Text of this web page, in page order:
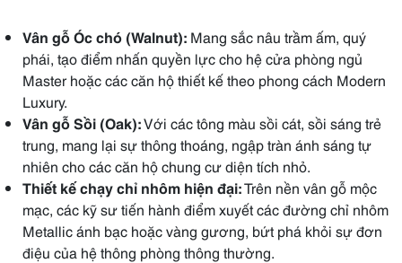
Vân gỗ Óc chó (Walnut): Mang sắc nâu trầm ấm, quý
phái, tạo điểm nhấn quyền lực cho hệ cửa phòng ngủ
Master hoặc các căn hộ thiết kế theo phong cách Modern
Luxury.
Vân gỗ Sồi (Oak):Với các tông màu sồi cát, sồi sáng trẻ
trung, mang lại sự thông thoáng, ngập tràn ánh sáng tự
nhiên cho các căn hộ chung cư diện tích nhỏ.
Thiết kế chạy chỉ nhôm hiện đại:Trên nền vân gỗ mộc
mạc, các kỹ sư tiến hành điểm xuyết các đường chỉ nhôm
Metallic ánh bạc hoặc vàng gương, bứt phá khỏi sự đơn
điệu của hệ thông phòng thông thường.